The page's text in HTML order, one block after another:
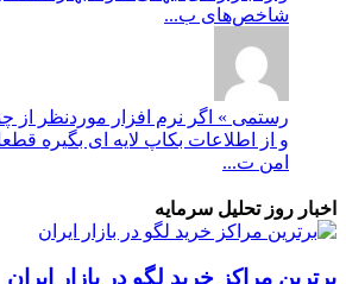
شاخص‌های ب...
رستمی » اگر نرم افزار موردنظر از
و از اطلاعات بکاپ لایه ای بگیره
امن ت...
اخبار روز تحلیل سرمایه
برترین مراکز خرید لگو در بازار ایران